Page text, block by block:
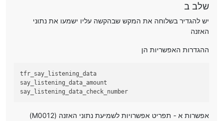
שלב ב
יש להגדיר בשלוחה את המקש שבהקשה עליו ישמעו את נתוני
האזנה
ההגדרות האפשריות הן
tfr_say_listening_data
say_listening_data_amount
אפשרות א - תפריט אפשרויות לשמיעת נתוני האזנה (M0012)